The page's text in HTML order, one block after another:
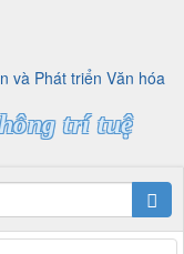
trí tuệ